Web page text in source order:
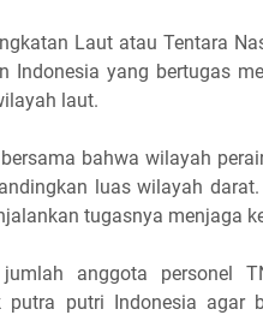
Laut atau Tentara
Indonesia yang bertugas
laut.
bahwa wilayah
luas wilayah
tugasnya menjaga
jumlah anggota personel
putra putri Indonesia agar